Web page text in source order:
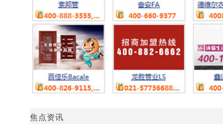
焦点资讯